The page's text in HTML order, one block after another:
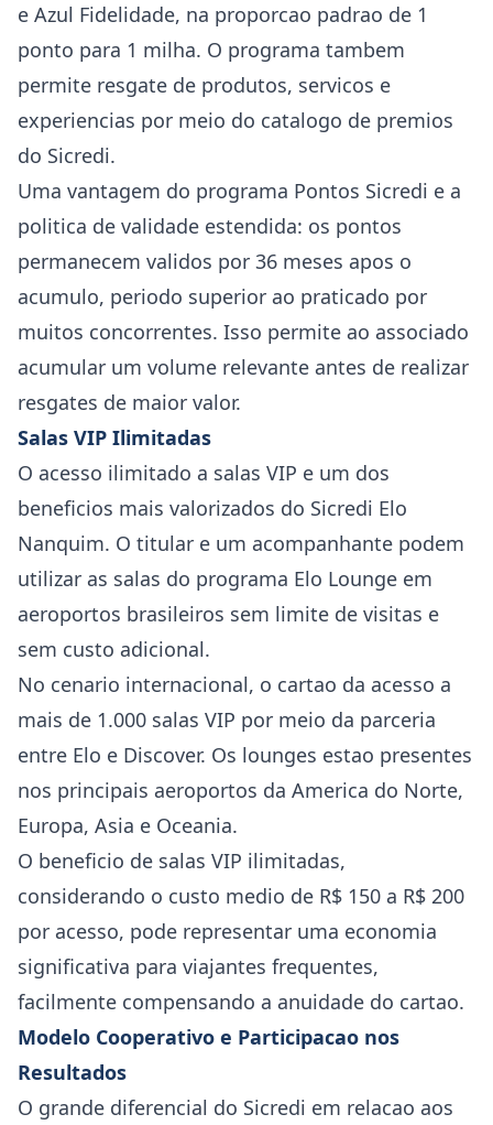
e Azul Fidelidade, na proporcao padrao de 1
ponto para 1 milha. O programa tambem
permite resgate de produtos, servicos e
experiencias por meio do catalogo de premios
do Sicredi.
Uma vantagem do programa Pontos Sicredi e a
politica de validade estendida: os pontos
permanecem validos por 36 meses apos o
acumulo, periodo superior ao praticado por
muitos concorrentes. Isso permite ao associado
acumular um volume relevante antes de realizar
resgates de maior valor.
Salas VIP Ilimitadas
O acesso ilimitado a salas VIP e um dos
beneficios mais valorizados do Sicredi Elo
Nanquim. O titular e um acompanhante podem
utilizar as salas do programa Elo Lounge em
aeroportos brasileiros sem limite de visitas e
sem custo adicional.
No cenario internacional, o cartao da acesso a
mais de 1.000 salas VIP por meio da parceria
entre Elo e Discover. Os lounges estao presentes
nos principais aeroportos da America do Norte,
Europa, Asia e Oceania.
O beneficio de salas VIP ilimitadas,
considerando o custo medio de R$ 150 a R$ 200
por acesso, pode representar uma economia
significativa para viajantes frequentes,
facilmente compensando a anuidade do cartao.
Modelo Cooperativo e Participacao nos
Resultados
O grande diferencial do Sicredi em relacao aos